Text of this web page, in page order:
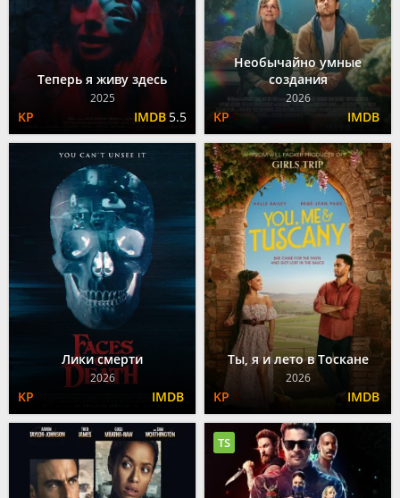
Теперь я живу здесь
2025
5.5
Необычайно умные
создания
2026
Лики смерти
2026
Ты, я и лето в Тоскане
2026
TS